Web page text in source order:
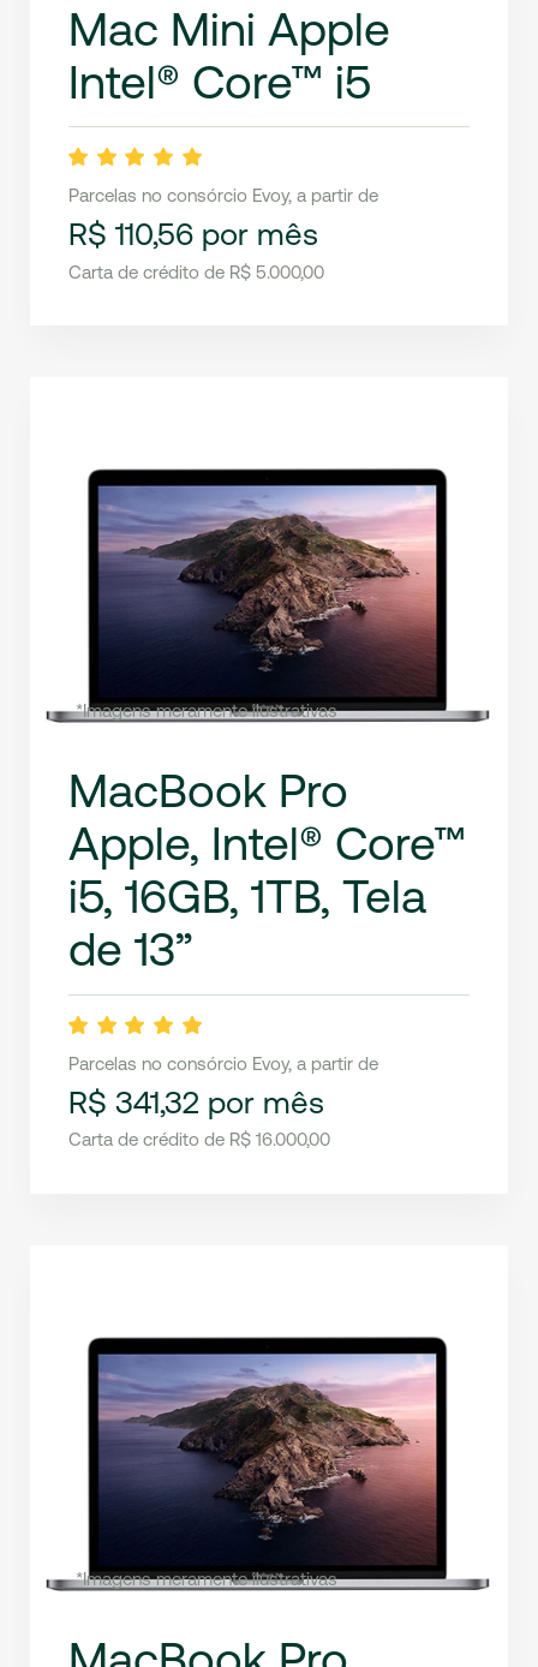
Mac Mini Apple
Intel® Core™ i5
Parcelas no consórcio Evoy, a partir de
R$ 110,56 por mês
Carta de crédito de R$ 5.000,00
*Imagens meramente ilustrativas
MacBook Pro
Apple, Intel® Core™
i5, 16GB, 1TB, Tela
de 13”
Parcelas no consórcio Evoy, a partir de
R$ 341,32 por mês
Carta de crédito de R$ 16.000,00
*Imagens meramente ilustrativas